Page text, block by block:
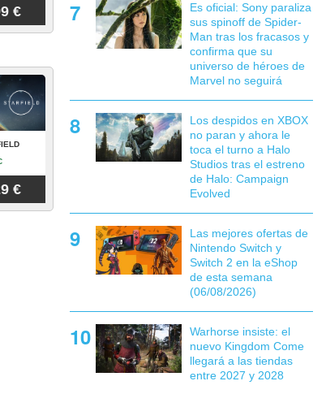
€
€
Es oficial: Sony paraliza
sus spinoff de Spider-
Man tras los fracasos y
confirma que su
universo de héroes de
Marvel no seguirá
Los despidos en XBOX
no paran y ahora le
toca el turno a Halo
Studios tras el estreno
de Halo: Campaign
Evolved
Las mejores ofertas de
Nintendo Switch y
Switch 2 en la eShop
de esta semana
(06/08/2026)
Warhorse insiste: el
nuevo Kingdom Come
llegará a las tiendas
entre 2027 y 2028